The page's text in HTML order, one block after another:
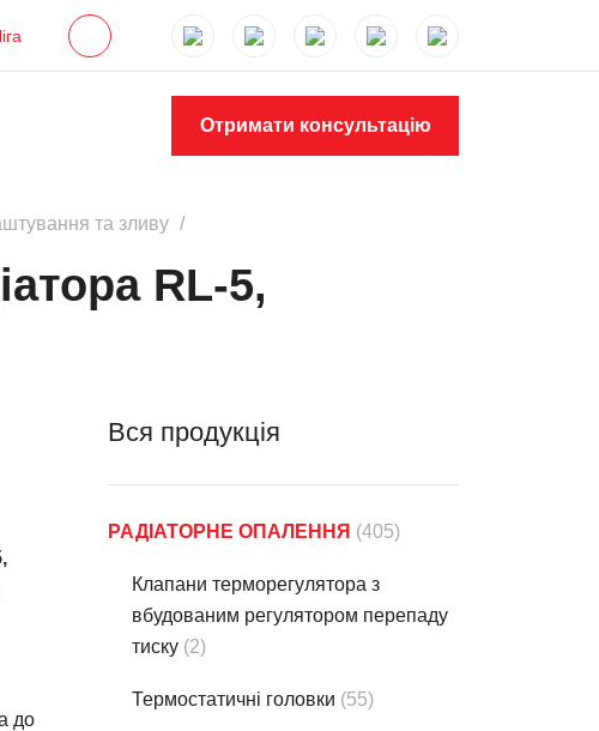
Отримати консультацію
та зливу
RL-5,
до
Вся продукція
РАДІАТОРНЕ ОПАЛЕННЯ (405)
Клапани терморегулятора з
вбудованим регулятором перепаду
тиску (2)
Термостатичнi головки (55)